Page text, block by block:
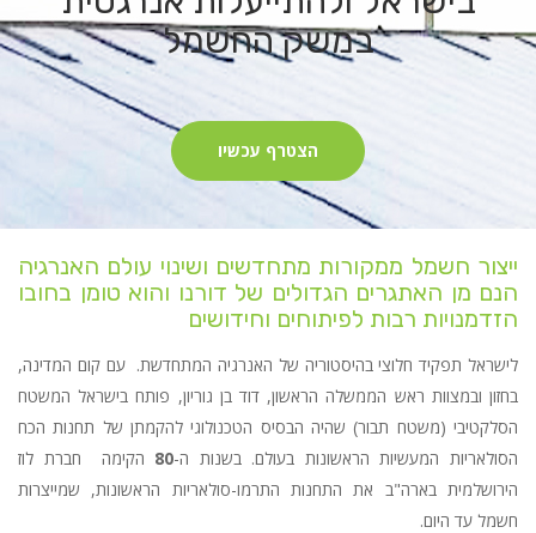
במשק החשמל
הצטרף עכשיו
ייצור חשמל ממקורות מתחדשים ושינוי עולם האנרגיה
הנם מן האתגרים הגדולים של דורנו והוא טומן בחובו
הזדמנויות רבות לפיתוחים וחידושים
לישראל תפקיד חלוצי בהיסטוריה של האנרגיה המתחדשת. עם קום המדינה,
בחזון ובמצוות ראש הממשלה הראשון, דוד בן גוריון, פותח בישראל המשטח
הסלקטיבי (משטח תבור) שהיה הבסיס הטכנולוגי להקמתן של תחנות הכח
הסולאריות המעשיות הראשונות בעולם. בשנות ה-80 הקימה חברת לוז
הירושלמית בארה"ב את התחנות התרמו-סולאריות הראשונות, שמייצרות
חשמל עד היום.